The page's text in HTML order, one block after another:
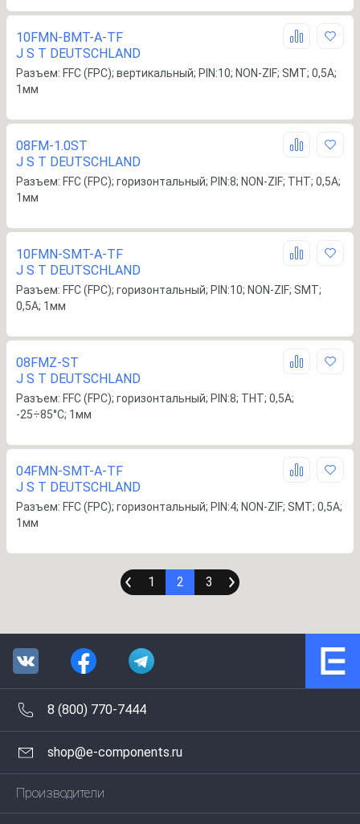
10FMN-BMT-A-TF
J S T DEUTSCHLAND
Разъем: FFC (FPC); вертикальный; PIN:10; NON-ZIF; SMT; 0,5А;
1мм
08FM-1.0ST
J S T DEUTSCHLAND
Разъем: FFC (FPC); горизонтальный; PIN:8; NON-ZIF; THT; 0,5А;
1мм
10FMN-SMT-A-TF
J S T DEUTSCHLAND
Разъем: FFC (FPC); горизонтальный; PIN:10; NON-ZIF; SMT;
0,5А; 1мм
08FMZ-ST
J S T DEUTSCHLAND
Разъем: FFC (FPC); горизонтальный; PIN:8; THT; 0,5А;
-25÷85°C; 1мм
04FMN-SMT-A-TF
J S T DEUTSCHLAND
Разъем: FFC (FPC); горизонтальный; PIN:4; NON-ZIF; SMT; 0,5А;
1мм
1 2 3
8 (800) 770-7444
shop@e-components.ru
Производители